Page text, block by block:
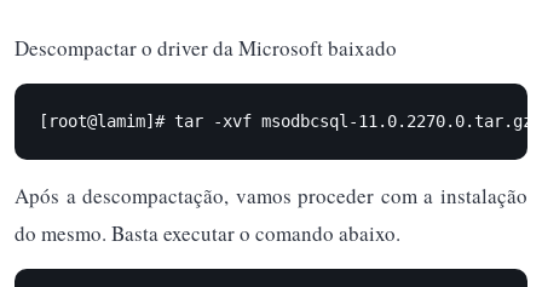
Descompactar o driver da Microsoft baixado
[root@lamim]# tar -xvf msodbcsql-11.0.2270.0.tar.gz
Após a descompactação, vamos proceder com a instalação
do mesmo. Basta executar o comando abaixo.